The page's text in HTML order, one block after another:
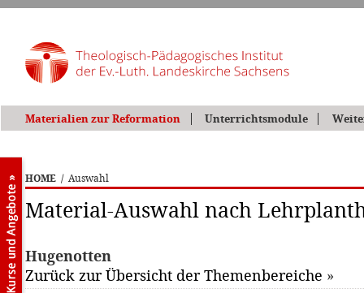
Materialien zur Reformation Unterrichtsmodule
HOME / Auswahl
Material-Auswahl nach
Hugenotten
Zurück zur Übersicht der Themenbereiche »